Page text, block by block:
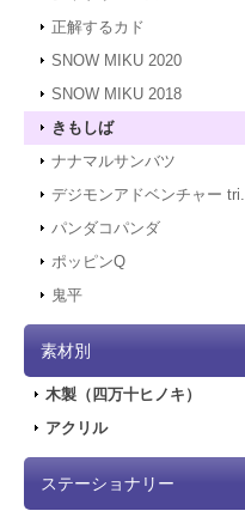
正解するカド
SNOW MIKU 2020
SNOW MIKU 2018
きもしば
ナナマルサンバツ
デジモンアドベンチャー tri.
パンダコパンダ
ポッピンQ
鬼平
素材別
木製（四万十ヒノキ）
アクリル
ステーショナリー